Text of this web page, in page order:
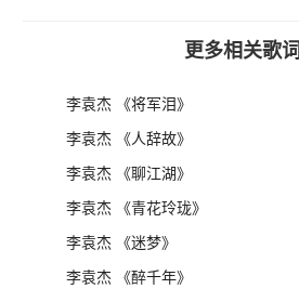
更多相关歌词
李袁杰 《将军泪》
李袁杰 《人辞故》
李袁杰 《聊江湖》
李袁杰 《青花玲珑》
李袁杰 《迷梦》
李袁杰 《醉千年》